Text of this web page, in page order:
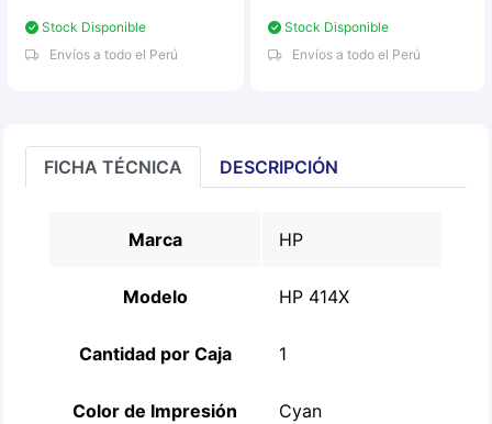
Stock Disponible
Envíos a todo el Perú
Stock Disponible
Envíos a todo el Perú
FICHA TÉCNICA DESCRIPCIÓN
Marca HP
Modelo HP 414X
Cantidad por Caja 1
Color de Impresión Cyan